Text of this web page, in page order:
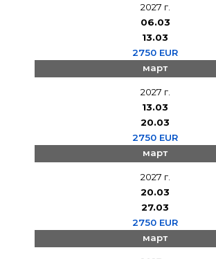
2027 г.
06.03
13.03
2750 EUR
март
2027 г.
13.03
20.03
2750 EUR
март
2027 г.
20.03
27.03
2750 EUR
март